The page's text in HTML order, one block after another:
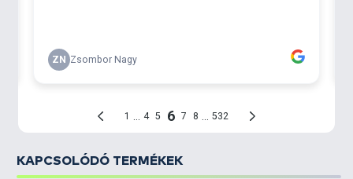
KAPCSOLÓDÓ TERMÉKEK